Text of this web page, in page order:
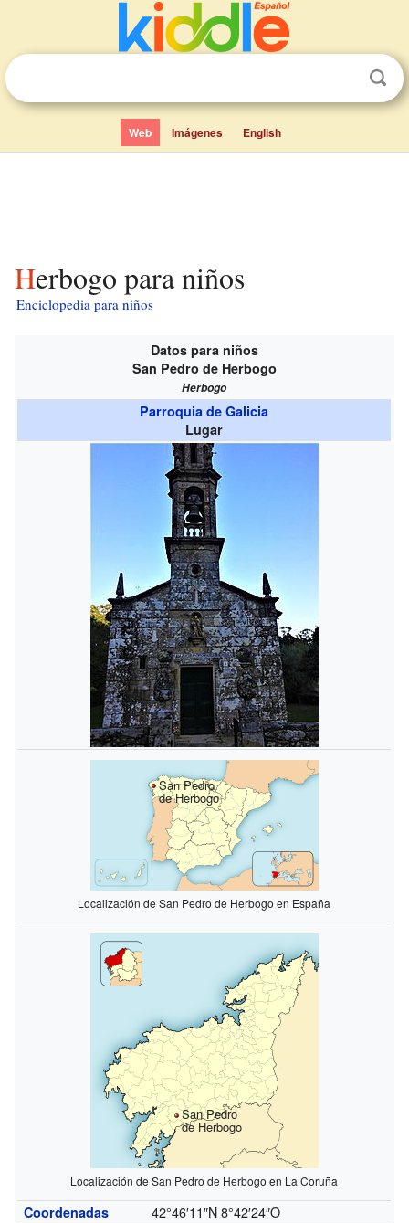
Web Imágenes English
Herbogo para niños
Enciclopedia para niños
Datos para niños
San Pedro de Herbogo
Herbogo
Parroquia de Galicia
Lugar
San Pedro
de Herbogo
Localización de San Pedro de Herbogo en España
San Pedro
de Herbogo
Localización de San Pedro de Herbogo en La Coruña
Coordenadas 42°46′11″N 8°42′24″O